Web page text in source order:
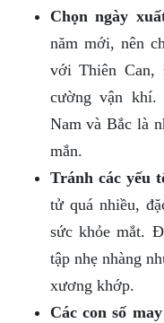
Chọn ngày
năm mới, nên
với Thiên Can,
cường vận khí.
Nam và Bắc là
mắn.
Tránh các yếu
tử quá nhiều,
sức khỏe mắt.
tập nhẹ nhàng
xương khớp.
Các con số